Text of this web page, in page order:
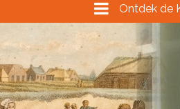
Ontdek de